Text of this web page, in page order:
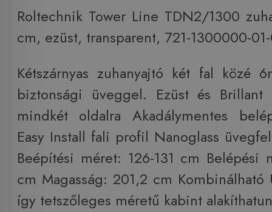
Roltechnik Tower Line TDN2/1300
cm, ezüst, transparent, 721-1300000-
Kétszárnyas zuhanyajtó két fal közé
biztonsági üveggel. Ezüst és
mindkét oldalra Akadálymentes
Easy Install fali profil Nanoglass
Beépítési méret: 126-131 cm Belépési
cm Magasság: 201,2 cm Kombinálható
így tetszőleges méretű kabint